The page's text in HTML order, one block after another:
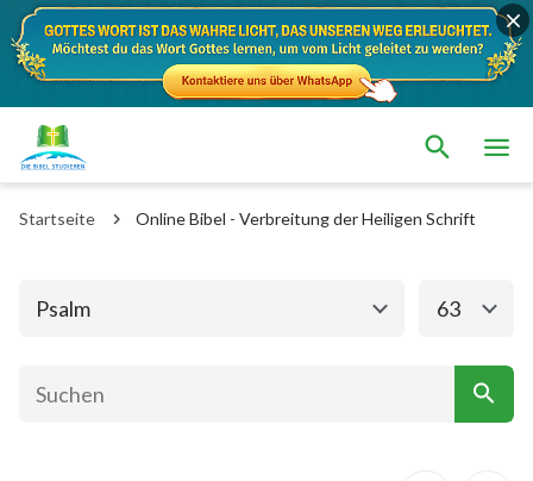
Startseite Online Bibel - Verbreitung der Heiligen Schrift
Psalm
Das alte Testament Das neue Testament
1. Mose 2. Mose
5. Mose
1.Samuel
63